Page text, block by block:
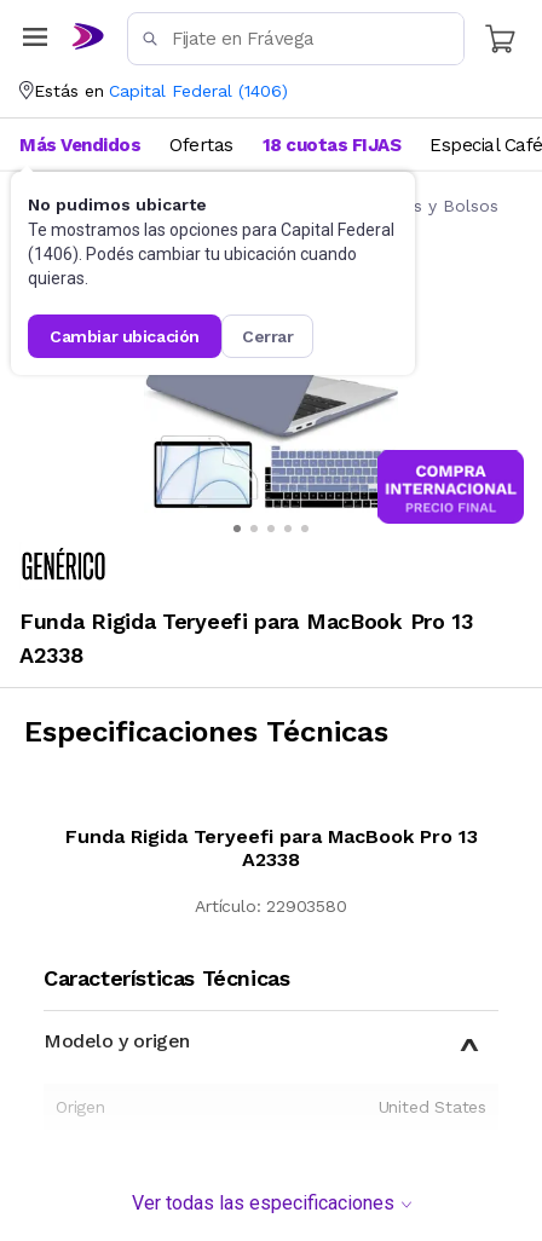
Estás en Capital Federal (1406)
No pudimos ubicarte
Te mostramos las opciones para Capital Federal
(1406). Podés cambiar tu ubicación cuando
quieras.
cambiar ubicación cerrar
Más Vendidos Ofertas 18 cuotas FIJAS Especial Café
Accesorios de Informática Fundas, Estuches y Bolsos
Funda Rigida Teryeefi para MacBook Pro 13
A2338
Especificaciones Técnicas
Funda Rigida Teryeefi para MacBook Pro 13
A2338
Artículo: 22903580
Características Técnicas
Modelo y origen
Origen United States
Ver todas las especificaciones